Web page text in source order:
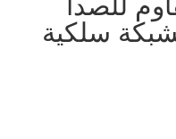
سلكية